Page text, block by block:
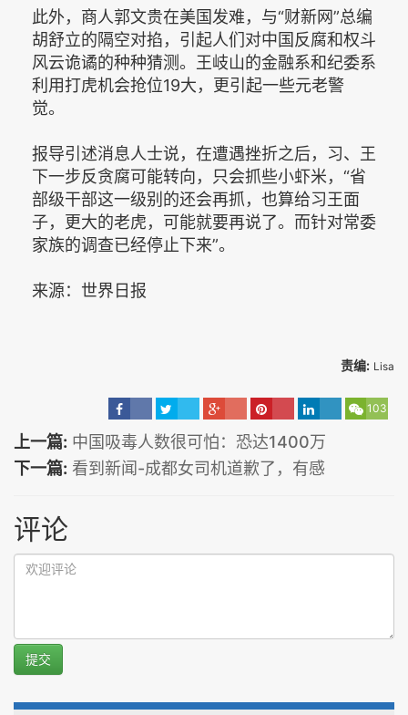
此外，商人郭文贵在美国发难，与“财新网”总编
胡舒立的隔空对掐，引起人们对中国反腐和权斗
风云诡谲的种种猜测。王岐山的金融系和纪委系
利用打虎机会抢位19大，更引起一些元老警
觉。
报导引述消息人士说，在遭遇挫折之后，习、王
下一步反贪腐可能转向，只会抓些小虾米，“省
部级干部这一级别的还会再抓，也算给习王面
子，更大的老虎，可能就要再说了。而针对常委
家族的调查已经停止下来”。
来源：世界日报
责编: Lisa
103
上一篇: 中国吸毒人数很可怕：恐达1400万
下一篇: 看到新闻-成都女司机道歉了，有感
评论
提交